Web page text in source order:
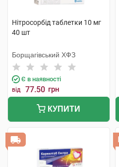
Нітросорбід таблетки 10 мг
40 шт
Борщагівський ХФЗ
Є в наявності
від 77.50 грн
КУПИТИ